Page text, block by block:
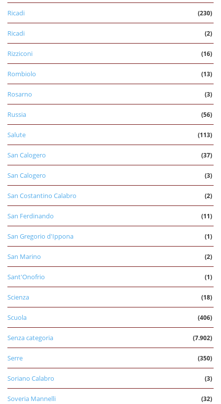
Ricadi (230)
Ricadi (2)
Rizziconi (16)
Rombiolo (13)
Rosarno (3)
Russia (56)
Salute (113)
San Calogero (37)
San Calogero (3)
San Costantino Calabro (2)
San Ferdinando (11)
San Gregorio d'Ippona (1)
San Marino (2)
Sant'Onofrio (1)
Scienza (18)
Scuola (406)
Senza categoria (7.902)
Serre (350)
Soriano Calabro (3)
Soveria Mannelli (32)